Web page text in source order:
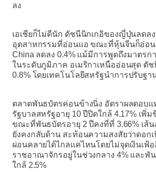
ลง
เอเชียก็ไม่ดีนัก ดัชนีนิกเกอิของญี่ปุ่นลดล
อุตสาหกรรมที่อ่อนแอ ขณะที่หุ้นจีนก็อ่อน
China ลดลง 0.4% แม้มีการพูดถึงมาตรก
ในระดับภูมิภาค อเมริกาเหนืออ่อนสุด ดัช
0.8% โดยเทคโนโลยีสหรัฐนำการปรับฐา
ตลาดพันธบัตรค่อนข้างนิ่ง อัตราผลตอบ
รัฐบาลสหรัฐอายุ 10 ปีปิดใกล้ 4.17% เพิ่ม
ขณะที่พันธบัตรอายุ 2 ปีคงที่ที่ 3.66% เส้
ยังคงกลับด้าน สะท้อนความสงสัยว่าดอกเ
ผ่อนคลายได้ไกลแค่ไหนโดยไม่จุดเงินเฟ้
ราชอาณาจักรอยู่ในช่วงกลาง 4% และพั
ใกล้ 2.5%